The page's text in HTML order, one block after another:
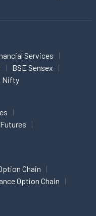
Services
BSE Sensex
Nifty
Chain
Option Chain